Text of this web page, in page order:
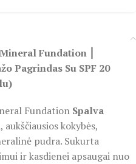
Fundation ⎮
Pagrindas Su SPF 20
Fundation Spalva
kokybės,
pudra. Sukurta
ir kasdienei apsaugai nuo